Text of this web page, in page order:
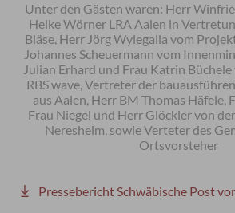
Unter den Gästen waren: Herr
Heike Wörner LRA Aalen in
Bläse, Herr Jörg Wylegalla vom
Johannes Scheuermann vom
Julian Erhard und Frau Katrin
RBS wave, Vertreter der
aus Aalen, Herr BM Thomas Häfele,
Frau Niegel und Herr Glöckler von
Neresheim, sowie Verteter des
Ortsvorsteher
Pressebericht Schwäbische Post